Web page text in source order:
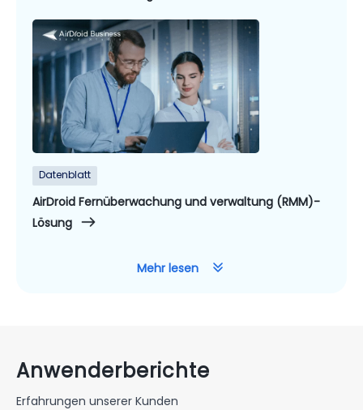
Datenblatt
AirDroid Fernüberwachung und verwaltung (RMM)-
Lösung
Mehr lesen
Anwenderberichte
Erfahrungen unserer Kunden